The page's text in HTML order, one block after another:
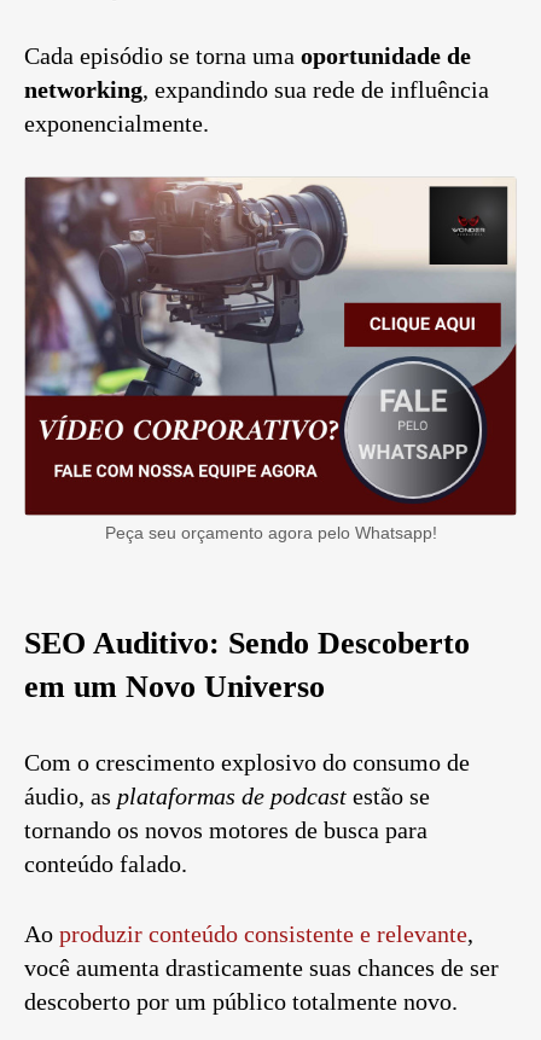
Cada episódio se torna uma oportunidade de
networking, expandindo sua rede de influência
exponencialmente.
Peça seu orçamento agora pelo Whatsapp!
SEO Auditivo: Sendo Descoberto
em um Novo Universo
Com o crescimento explosivo do consumo de
áudio, as plataformas de podcast estão se
tornando os novos motores de busca para
conteúdo falado.
Ao produzir conteúdo consistente e relevante,
você aumenta drasticamente suas chances de ser
descoberto por um público totalmente novo.